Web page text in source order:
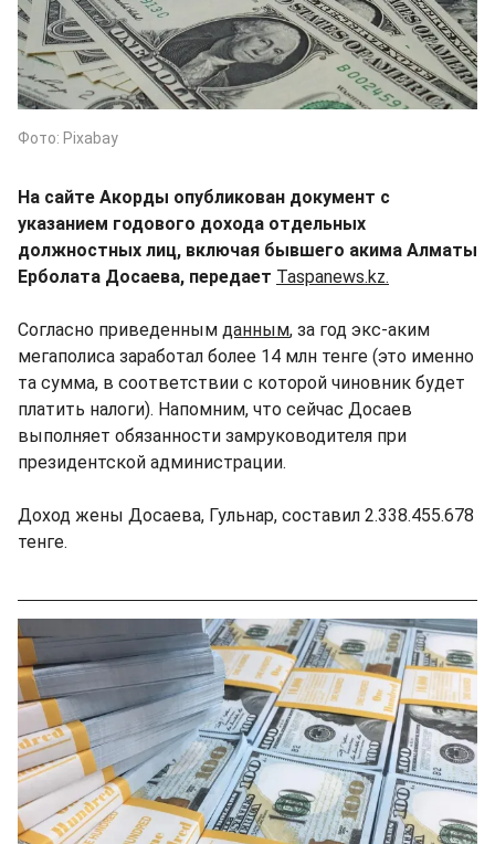
Фото: Pixabay
На сайте Акорды опубликован документ с
указанием годового дохода отдельных
должностных лиц, включая бывшего акима Алматы
Ерболата Досаева, передает Taspanews.kz.
Согласно приведенным данным, за год экс-аким
мегаполиса заработал более 14 млн тенге (это именно
та сумма, в соответствии с которой чиновник будет
платить налоги). Напомним, что сейчас Досаев
выполняет обязанности замруководителя при
президентской администрации.
Доход жены Досаева, Гульнар, составил 2.338.455.678
тенге.